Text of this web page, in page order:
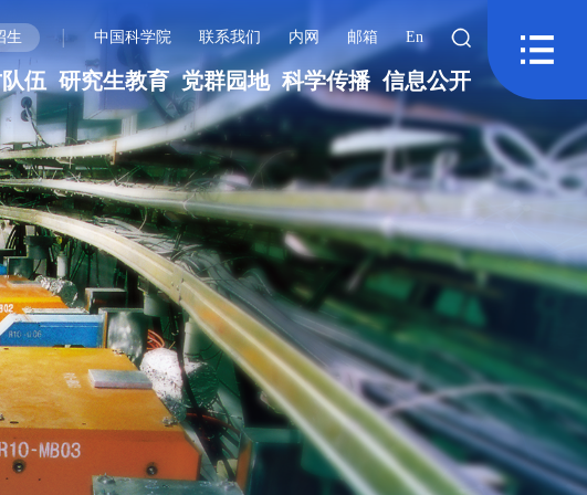
生 | 中国科学院 联系我们 内网 邮箱 En
伍 研究生教育 党群园地 科学传播 信息公开